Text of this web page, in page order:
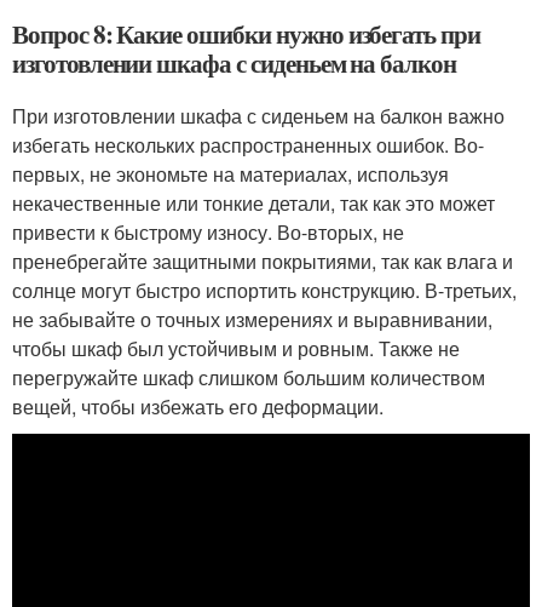
Вопрос 8: Какие ошибки нужно избегать при
изготовлении шкафа с сиденьем на балкон
При изготовлении шкафа с сиденьем на балкон важно
избегать нескольких распространенных ошибок. Во-
первых, не экономьте на материалах, используя
некачественные или тонкие детали, так как это может
привести к быстрому износу. Во-вторых, не
пренебрегайте защитными покрытиями, так как влага и
солнце могут быстро испортить конструкцию. В-третьих,
не забывайте о точных измерениях и выравнивании,
чтобы шкаф был устойчивым и ровным. Также не
перегружайте шкаф слишком большим количеством
вещей, чтобы избежать его деформации.